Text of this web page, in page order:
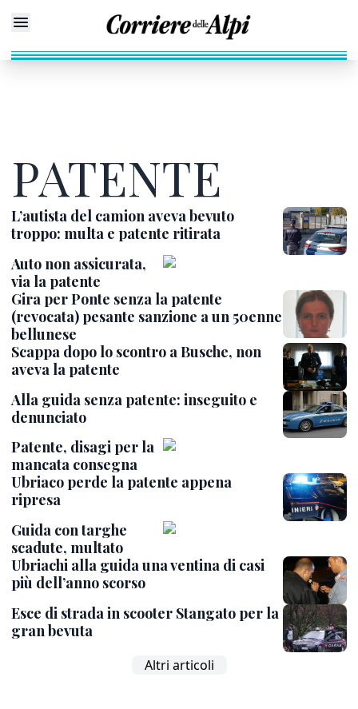
PATENTE
L’autista del camion aveva bevuto
troppo: multa e patente ritirata
Auto non assicurata,
via la patente
Gira per Ponte senza la patente
(revocata) pesante sanzione a un 50enne
bellunese
Scappa dopo lo scontro a Busche, non
aveva la patente
Alla guida senza patente: inseguito e
denunciato
Patente, disagi per la
mancata consegna
Ubriaco perde la patente appena
ripresa
Guida con targhe
scadute, multato
Ubriachi alla guida una ventina di casi
più dell’anno scorso
Esce di strada in scooter Stangato per la
gran bevuta
Altri articoli